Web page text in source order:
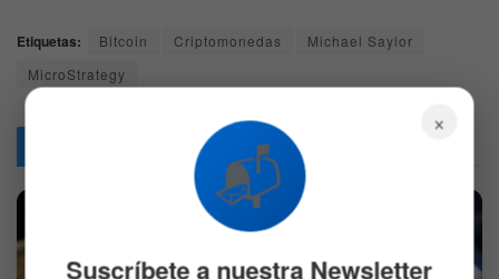
Etiquetas: Bitcoin Criptomonedas
Michael Saylor
MicroStrategy
Relacionados
×
📬
Suscríbete a nuestra Newsletter